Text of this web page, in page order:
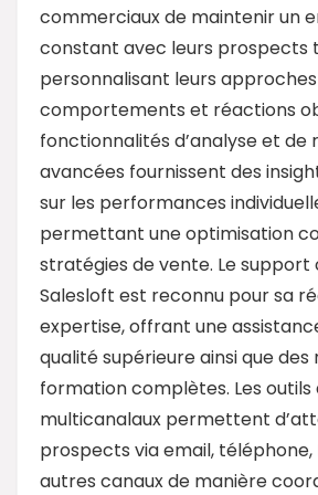
commerciaux de maintenir un
constant avec leurs prospects
personnalisant leurs
comportements et réactions
fonctionnalités d’analyse et de
avancées fournissent des
sur les performances
permettant une optimisation
stratégies de vente. Le support
Salesloft est reconnu pour sa
expertise, offrant une
qualité supérieure ainsi que des
formation complètes. Les
multicanalaux permettent
prospects via email, téléphone,
autres canaux de manière